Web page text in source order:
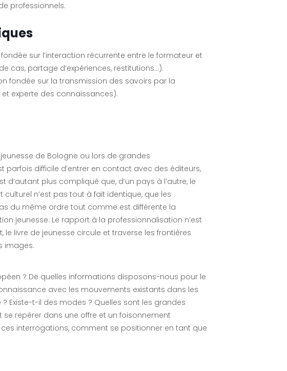
professionnels.
sur l’interaction récurrente entre le formateur et
cas, partage d’expériences, restitutions…).
fondée sur la transmission des savoirs par la
experte des connaissances).
de Bologne ou lors de grandes
parfois difficile d’entrer en contact avec des éditeurs,
d’autant plus compliqué que, d’un pays à l’autre, le
n’est pas tout à fait identique, que les
du même ordre tout comme est différente la
jeunesse. Le rapport à la professionnalisation n’est
livre de jeunesse circule et traverse les frontières
images.
? De quelles informations disposons-nous pour le
avec les mouvements existants dans les
Existe-t-il des modes ? Quelles sont les grandes
repérer dans une offre et un foisonnement
interrogations, comment se positionner en tant que